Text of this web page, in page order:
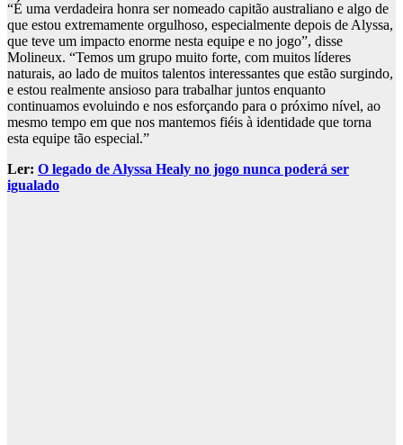
“É uma verdadeira honra ser nomeado capitão australiano e algo de
que estou extremamente orgulhoso, especialmente depois de Alyssa,
que teve um impacto enorme nesta equipe e no jogo”, disse
Molineux. “Temos um grupo muito forte, com muitos líderes
naturais, ao lado de muitos talentos interessantes que estão surgindo,
e estou realmente ansioso para trabalhar juntos enquanto
continuamos evoluindo e nos esforçando para o próximo nível, ao
mesmo tempo em que nos mantemos fiéis à identidade que torna
esta equipe tão especial.”
Ler: O legado de Alyssa Healy no jogo nunca poderá ser
igualado